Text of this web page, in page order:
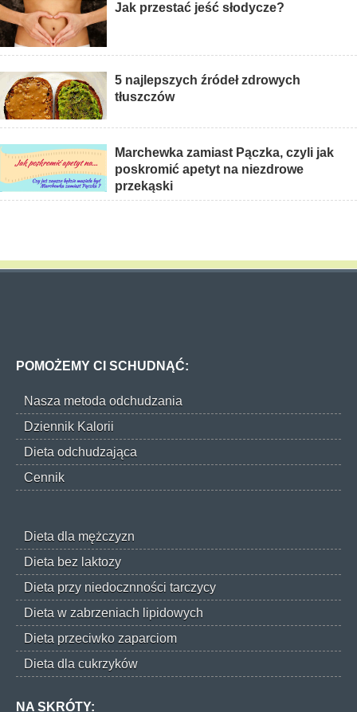
Jak przestać jeść słodycze?
5 najlepszych źródeł zdrowych
tłuszczów
Marchewka zamiast Pączka, czyli jak
poskromić apetyt na niezdrowe
przekąski
POMOŻEMY CI SCHUDNĄĆ:
Nasza metoda odchudzania
Dziennik Kalorii
Dieta odchudzająca
Cennik
Dieta dla mężczyzn
Dieta bez laktozy
Dieta przy niedocznności tarczycy
Dieta w zabrzeniach lipidowych
Dieta przeciwko zaparciom
Dieta dla cukrzyków
NA SKRÓTY: